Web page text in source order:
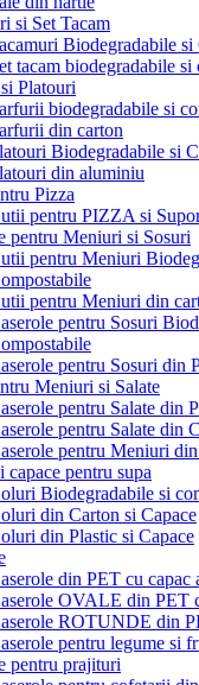
si Set Tacam
Biodegradabile si
tacam biodegradabile si
Platouri
biodegradabile si
din carton
Biodegradabile si
din aluminiu
Pizza
pentru PIZZA si
pentru Meniuri si Sosuri
pentru Meniuri
pentru Meniuri din
pentru Sosuri
pentru Sosuri din
Meniuri si Salate
pentru Salate din
pentru Salate din
pentru Meniuri
capace pentru supa
Biodegradabile si
din Carton si Capace
din Plastic si Capace
din PET cu capac
OVALE din PET
ROTUNDE din
pentru legume si
pentru prajituri